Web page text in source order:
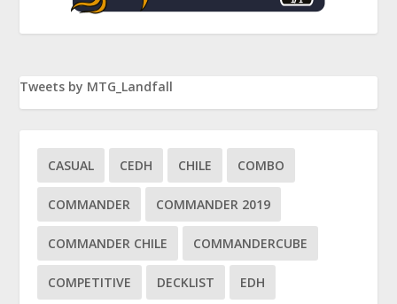
Tweets by MTG_Landfall
CASUAL CEDH CHILE COMBO
COMMANDER COMMANDER 2019
COMMANDER CHILE COMMANDERCUBE
COMPETITIVE DECKLIST EDH